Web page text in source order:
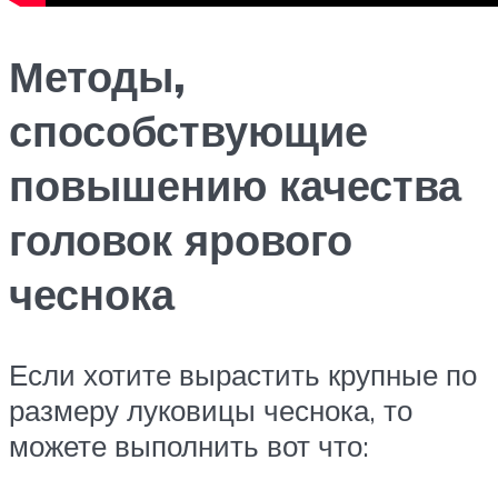
Методы,
способствующие
повышению качества
головок ярового
чеснока
Если хотите вырастить крупные по
размеру луковицы чеснока, то
можете выполнить вот что: